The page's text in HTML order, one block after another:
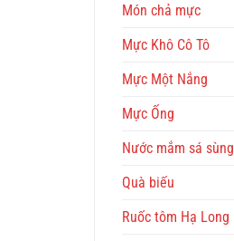
Món chả mực
Mực Khô Cô Tô
Mực Một Nắng
Mực Ống
Nước mắm sá sùng
Quà biếu
Ruốc tôm Hạ Long